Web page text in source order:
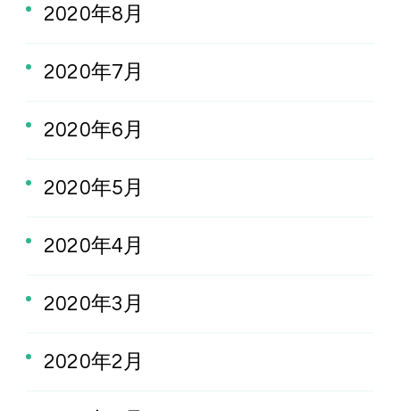
2020年8月
2020年7月
2020年6月
2020年5月
2020年4月
2020年3月
2020年2月